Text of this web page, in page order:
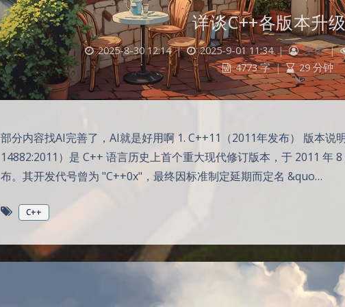
详谈C++各版本升
2025-8-30 12:14 | 2025-9-01 11:34 | 空名 |
4773 字 | 29 分钟
部分内容找AI完善了，AI就是好用啊 1. C++11（2011年发布） 版本说
14882:2011）是 C++ 语言历史上首个重大现代修订版本，于 2011 年
布。其开发代号曾为 "C++0x"，最终因标准制定延期而定名 &quo…
C++